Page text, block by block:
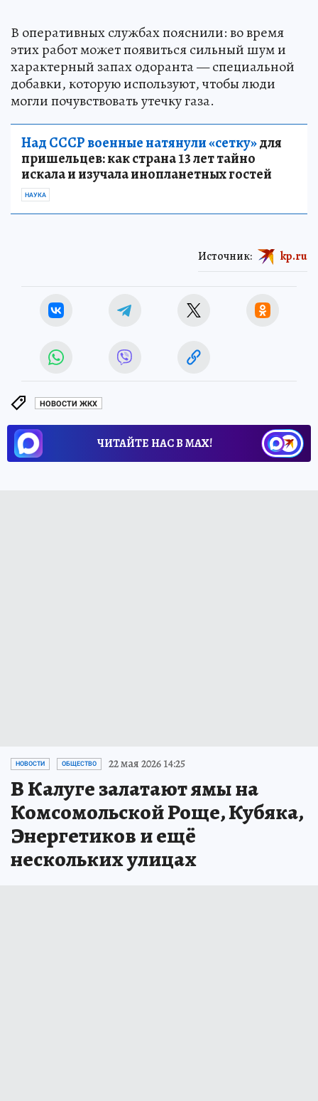
В оперативных службах пояснили: во время
этих работ может появиться сильный шум и
характерный запах одоранта — специальной
добавки, которую используют, чтобы люди
могли почувствовать утечку газа.
Над СССР военные натянули «сетку»для
пришельцев: как страна 13 лет тайно
искала и изучала инопланетных гостей
НАУКА
Источник: kp.ru
НОВОСТИ ЖКХ
ЧИТАЙТЕ НАС В МАХ!
НОВОСТИ ОБЩЕСТВО 22 мая 2026 14:25
В Калуге залатают ямы на
Комсомольской Роще, Кубяка,
Энергетиков и ещё
нескольких улицах